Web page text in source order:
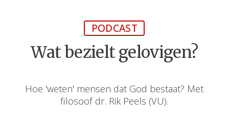
PODCAST
Wat bezielt gelovigen?
Hoe 'weten' mensen dat God bestaat? Met
filosoof dr. Rik Peels (VU).